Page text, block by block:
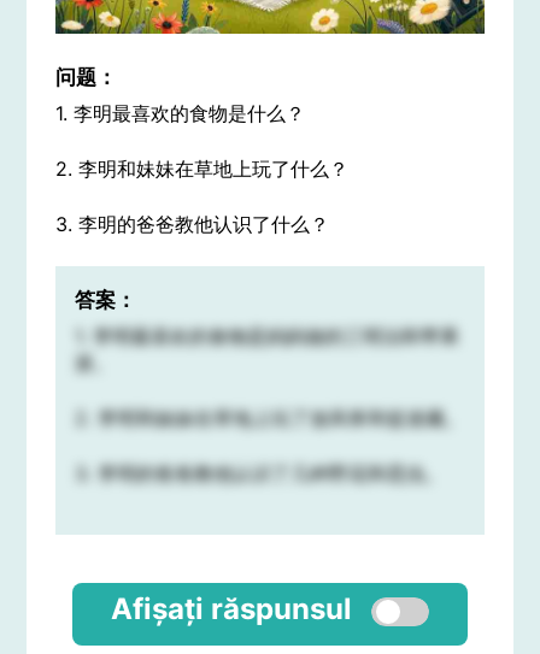
问题：
1. 李明最喜欢的食物是什么？
2. 李明和妹妹在草地上玩了什么？
3. 李明的爸爸教他认识了什么？
答案：
1. 李明最喜欢的食物是妈妈做的三明治和苹果
派。
2. 李明和妹妹在草地上玩了放风筝和捉迷藏。
3. 李明的爸爸教他认识了几种野花和昆虫。
Afișați răspunsul